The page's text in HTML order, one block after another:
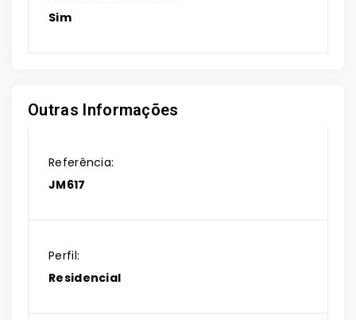
Sim
Outras Informações
Referência:
JM617
Perfil:
Residencial